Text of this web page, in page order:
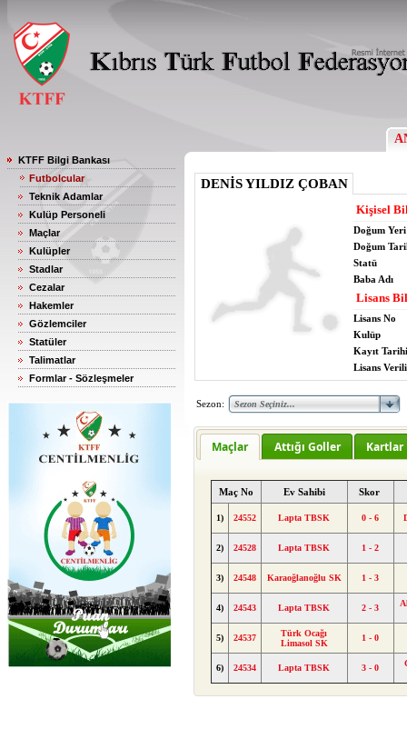
KTFF Bilgi Bankası
Futbolcular
Teknik Adamlar
Kulüp Personeli
Maçlar
Kulüpler
Stadlar
Cezalar
Hakemler
Gözlemciler
Statüler
Talimatlar
Formlar - Sözleşmeler
DENİS YILDIZ ÇOBAN
Kişisel
Doğum Yeri
Doğum
Statü
Baba Adı
Lisans
Lisans No
Kulüp
Kayıt Tarihi
Lisans
Sezon:
Maçlar Attığı Goller Kartlar
Maç No Ev Sahibi Skor
1) 24552 Lapta TBSK 0 - 6
2) 24528 Lapta TBSK 1 - 2
3) 24548 Karaoğlanoğlu SK 1 - 3
4) 24543 Lapta TBSK 2 - 3
5) 24537
Türk Ocağı
Limasol SK
1 - 0
6) 24534 Lapta TBSK 3 - 0